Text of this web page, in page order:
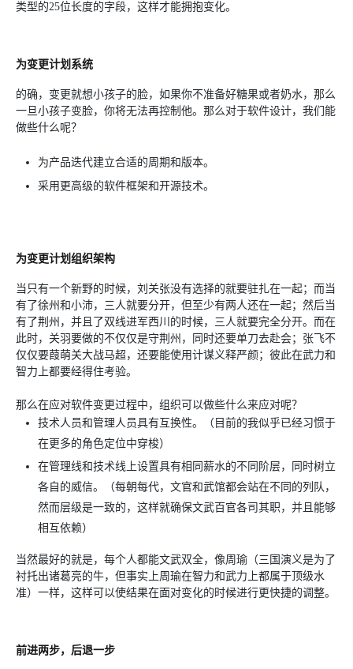
类型的25位长度的字段，这样才能拥抱变化。
为变更计划系统
的确，变更就想小孩子的脸，如果你不准备好糖果或者奶水，那么
一旦小孩子变脸，你将无法再控制他。那么对于软件设计，我们能
做些什么呢？
为产品迭代建立合适的周期和版本。
采用更高级的软件框架和开源技术。
为变更计划组织架构
当只有一个新野的时候，刘关张没有选择的就要驻扎在一起；而当
有了徐州和小沛，三人就要分开，但至少有两人还在一起；然后当
有了荆州，并且了双线进军西川的时候，三人就要完全分开。而在
此时，关羽要做的不仅仅是守荆州，同时还要单刀去赴会；张飞不
仅仅要葭萌关大战马超，还要能使用计谋义释严颜；彼此在武力和
智力上都要经得住考验。
那么在应对软件变更过程中，组织可以做些什么来应对呢？
技术人员和管理人员具有互换性。（目前的我似乎已经习惯于
在更多的角色定位中穿梭）
在管理线和技术线上设置具有相同薪水的不同阶层，同时树立
各自的威信。（每朝每代，文官和武馆都会站在不同的列队，
然而层级是一致的，这样就确保文武百官各司其职，并且能够
相互依赖）
当然最好的就是，每个人都能文武双全，像周瑜（三国演义是为了
衬托出诸葛亮的牛，但事实上周瑜在智力和武力上都属于顶级水
准）一样，这样可以使结果在面对变化的时候进行更快捷的调整。
前进两步，后退一步